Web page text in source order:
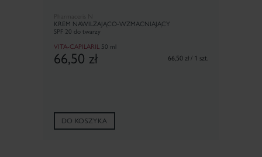
Pharmaceris N
KREM NAWILŻAJĄCO-WZMACNIAJĄCY
SPF 20 do twarzy
VITA-CAPILARIL 50 ml
66,50 zł 66,50 zł / 1 szt.
DO KOSZYKA